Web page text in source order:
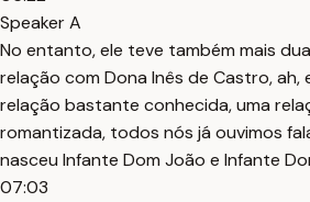
Speaker A
No entanto, ele teve também mais
relação com Dona Inês de Castro, ah,
relação bastante conhecida, uma
romantizada, todos nós já ouvimos
nasceu Infante Dom João e Infante
07:03